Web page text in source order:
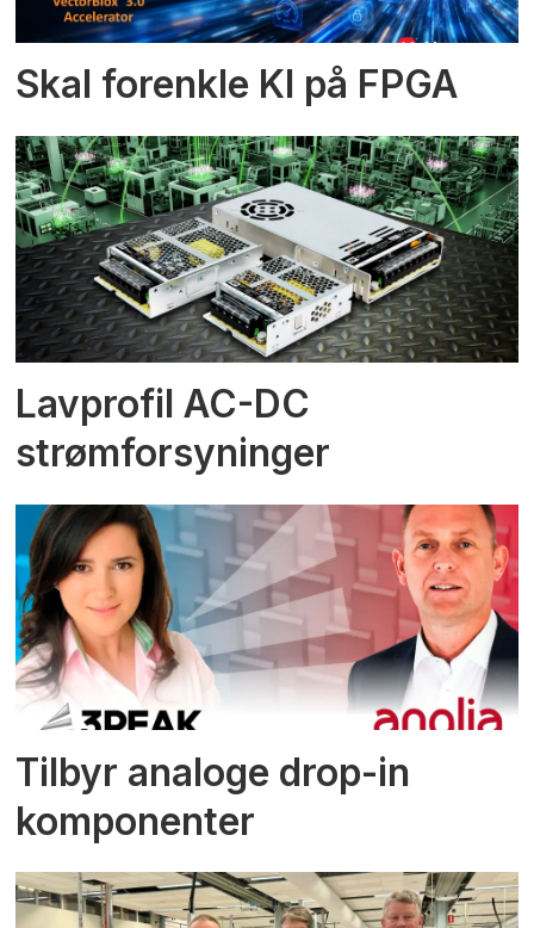
Skal forenkle KI på FPGA
Lavprofil AC-DC
strømforsyninger
Tilbyr analoge drop-in
komponenter